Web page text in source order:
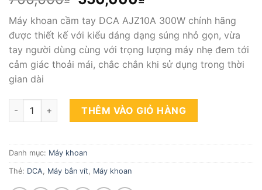
gốc
là:
700,000₫.
hiện
tại
là:
550,000₫.
Máy khoan cầm tay DCA AJZ10A 300W chính hãng
được thiết kế với kiểu dáng dạng súng nhỏ gọn, vừa
tay người dùng cùng với trọng lượng máy nhẹ đem tới
cảm giác thoải mái, chắc chắn khi sử dụng trong thời
gian dài
Máy khoan cầm tay DCA AJZ10A 300W chính hãng số lượng
THÊM VÀO GIỎ HÀNG
Danh mục: Máy khoan
Thẻ: DCA Máy bắn vít Máy khoan